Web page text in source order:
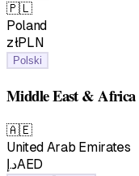
🇵🇱
Poland
złPLN
Polski
Middle East & Africa
🇦🇪
United Arab Emirates
د.إAED